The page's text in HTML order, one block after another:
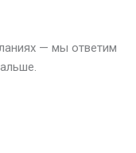
— мы ответим